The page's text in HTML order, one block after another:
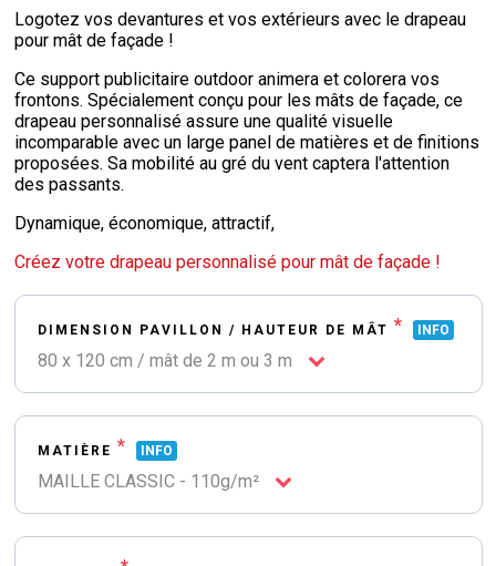
Logotez vos devantures et vos extérieurs avec le drapeau
pour mât de façade !
Ce support publicitaire outdoor animera et colorera vos
frontons. Spécialement conçu pour les mâts de façade, ce
drapeau personnalisé assure une qualité visuelle
incomparable avec un large panel de matières et de finitions
proposées. Sa mobilité au gré du vent captera l'attention
des passants.
Dynamique, économique, attractif,
Créez votre drapeau personnalisé pour mât de façade !
DIMENSION PAVILLON / HAUTEUR DE MÂT * INFO
80 x 120 cm / mât de 2 m ou 3 m
MATIÈRE * INFO
MAILLE CLASSIC - 110g/m²